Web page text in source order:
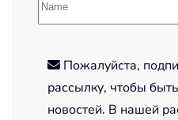
Пожалуйста,
рассылку, чтобы
новостей. В нашей